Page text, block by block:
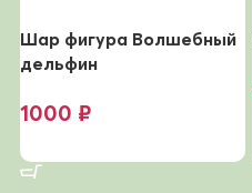
Шар фигура Волшебный
дельфин
1000 ₽